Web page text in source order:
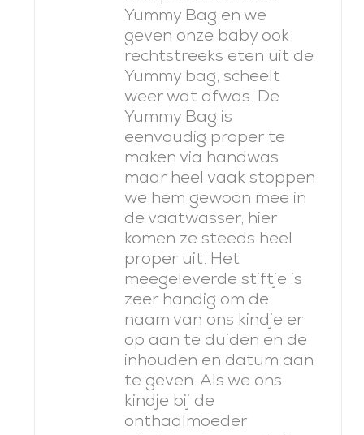
Yummy Bag en we
geven onze baby ook
rechtstreeks eten uit de
Yummy bag, scheelt
weer wat afwas. De
Yummy Bag is
eenvoudig proper te
maken via handwas
maar heel vaak stoppen
we hem gewoon mee in
de vaatwasser, hier
komen ze steeds heel
proper uit. Het
meegeleverde stiftje is
zeer handig om de
naam van ons kindje er
op aan te duiden en de
inhouden en datum aan
te geven. Als we ons
kindje bij de
onthaalmoeder